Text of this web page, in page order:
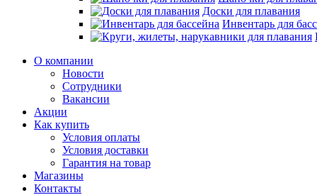
Доски для плавания
Инвентарь для
О компании
Новости
Сотрудники
Вакансии
Акции
Как купить
Условия оплаты
Условия доставки
Гарантия на товар
Магазины
Контакты